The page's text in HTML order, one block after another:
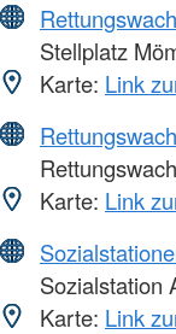
Stellplatz
Karte: Link
Karte: Link
Sozialstation
Karte: Link